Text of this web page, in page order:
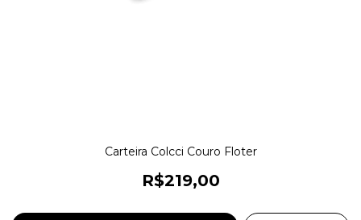
Carteira Colcci Couro Floter
R$219,00